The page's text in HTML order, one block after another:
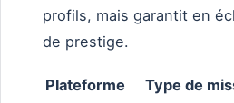
profils, mais garantit en
de prestige.
Plateforme Type de